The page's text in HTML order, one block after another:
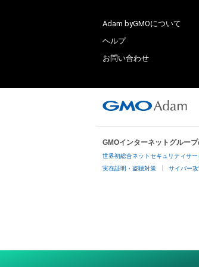
Adam byGMOについて
ヘルプ
お問い合わせ
GMOインターネットグルー
世界初総合ネットセキュリティサ
実在証明・盗聴対策 サイバー